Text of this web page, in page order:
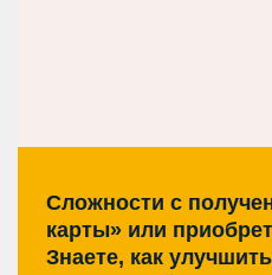
Сложности с
карты» или
Знаете, как